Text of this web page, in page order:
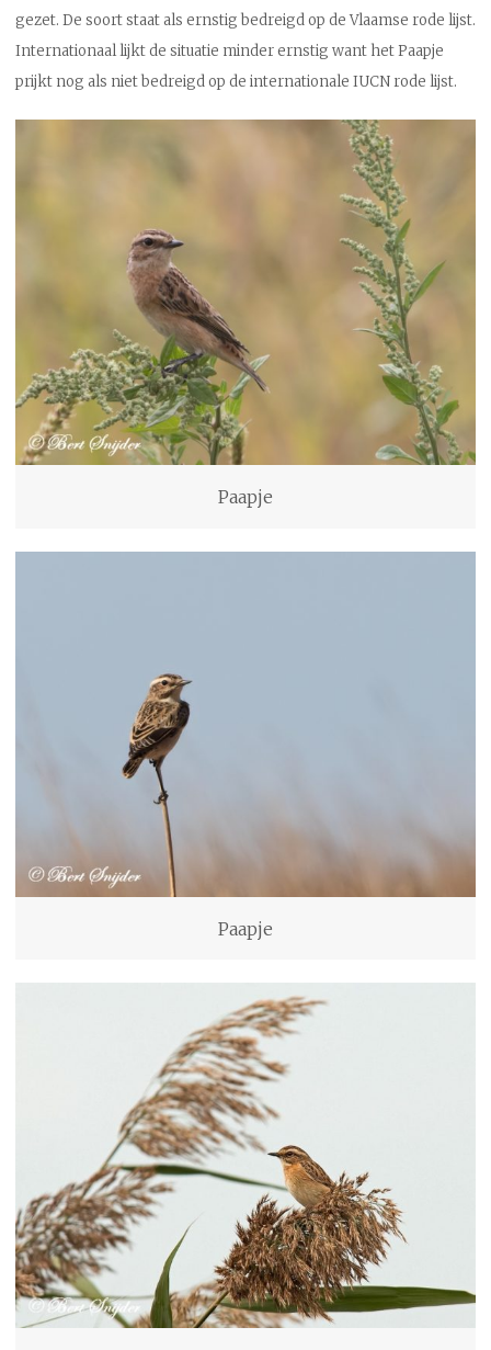
gezet. De soort staat als ernstig bedreigd op de Vlaamse rode lijst.
Internationaal lijkt de situatie minder ernstig want het Paapje
prijkt nog als niet bedreigd op de internationale IUCN rode lijst.
Paapje
Paapje